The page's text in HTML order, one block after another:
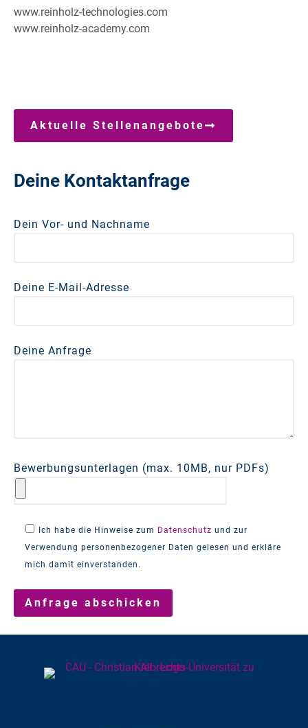
www.reinholz-technologies.com
www.reinholz-academy.com
Aktuelle Stellenangebote
Deine Kontaktanfrage
Dein Vor- und Nachname
Deine E-Mail-Adresse
Deine Anfrage
Bewerbungsunterlagen (max. 10MB, nur PDFs)
Ich habe die Hinweise zum Datenschutz und zur
Verwendung personenbezogener Daten gelesen und erkläre
mich damit einverstanden.